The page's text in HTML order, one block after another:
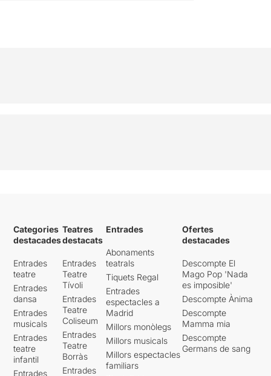
Categories
destacades
Entrades
teatre
Entrades
dansa
Entrades
musicals
Entrades
teatre
infantil
Entrades
Teatres
destacats
Entrades
Teatre
Tívoli
Entrades
Teatre
Coliseum
Entrades
Teatre
Borràs
Entrades
Entrades
Abonaments
teatrals
Tiquets Regal
Entrades
espectacles a
Madrid
Millors monòlegs
Millors musicals
Millors espectacles
familiars
Ofertes
destacades
Descompte El
Mago Pop 'Nada
es imposible'
Descompte Ànima
Descompte
Mamma mia
Descompte
Germans de sang